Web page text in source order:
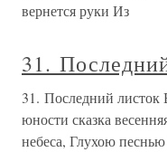
вернется руки Из
31.
31. Последний листок
юности сказка
небеса, Глухою